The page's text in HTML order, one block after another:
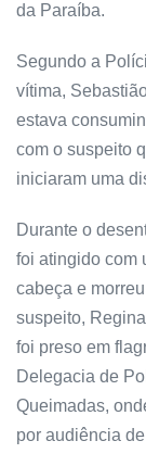
da Paraíba.
Segundo a
vítima,
estava
com o suspeito
iniciaram uma
Durante o
foi atingido com
cabeça e
suspeito,
foi preso em
Delegacia de
Queimadas,
por audiência